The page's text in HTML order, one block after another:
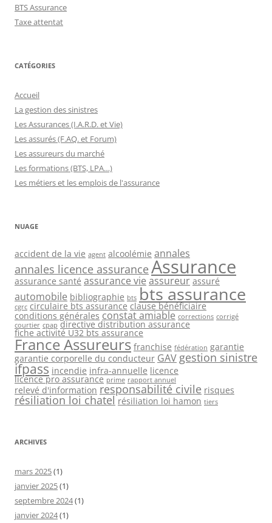
BTS Assurance
Taxe attentat
CATÉGORIES
Accueil
La gestion des sinistres
Les Assurances (I.A.R.D. et Vie)
Les assurés (F.AQ. et Forum)
Les assureurs du marché
Les formations (BTS, LPA…)
Les métiers et les emplois de l'assurance
NUAGE
accident de la vie agent alcoolémie annales
annales licence assurance Assurance
assurance santé assurance vie assureur assuré
automobile bibliographie bts bts assurance
cgrc circulaire bts assurance clause bénéficiaire
conditions générales constat amiable corrections corrigé
courtier cpap directive distribution assurance
fiche activité U32 bts assurance
France Assureurs franchise fédération garantie
garantie corporelle du conducteur GAV gestion sinistre
ifpass incendie infra-annuelle licence
licence pro assurance prime rapport annuel
relevé d'information responsabilité civile risques
résiliation loi chatel résiliation loi hamon tiers
ARCHIVES
mars 2025(1)
janvier 2025(1)
septembre 2024(1)
janvier 2024(1)